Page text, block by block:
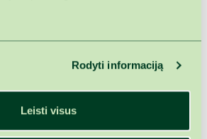
Rodyti informaciją
Leisti visus